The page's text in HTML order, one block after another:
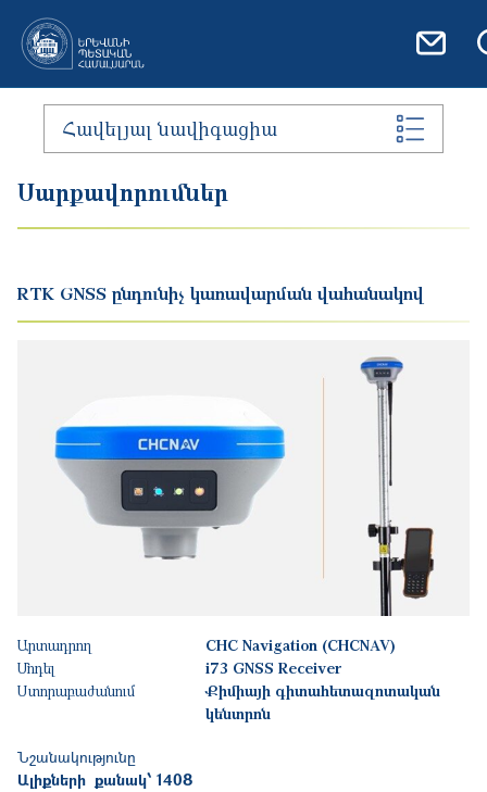
Հավելյալ նավիգացիա
Սարքավորումներ
RTK GNSS ընդունիչ կառավարման վահանակով
Արտադրող
CHC Navigation (CHCNAV)
Մոդել
i73 GNSS Receiver
Ստորաբաժանում
Քիմիայի գիտահետազոտական
կենտրոն
Նշանակությունը
Ալիքների քանակ՝ 1408